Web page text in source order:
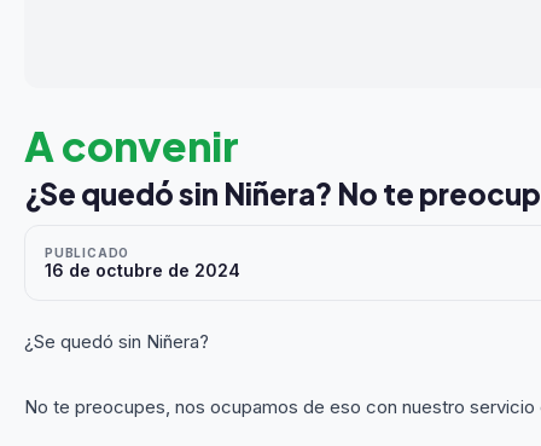
A convenir
¿Se quedó sin Niñera? No te
PUBLICADO
16 de octubre de 2024
¿Se quedó sin Niñera?
No te preocupes, nos ocupamos de eso con nuestro